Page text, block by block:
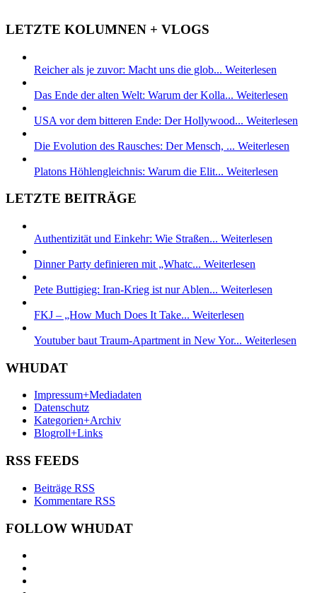
LETZTE KOLUMNEN + VLOGS
Reicher als je zuvor: Macht uns die glob... Weiterlesen
Das Ende der alten Welt: Warum der Kolla... Weiterlesen
USA vor dem bitteren Ende: Der Hollywood... Weiterlesen
Die Evolution des Rausches: Der Mensch, ... Weiterlesen
Platons Höhlengleichnis: Warum die Elit... Weiterlesen
LETZTE BEITRÄGE
Authentizität und Einkehr: Wie Straßen... Weiterlesen
Dinner Party definieren mit „Whatc... Weiterlesen
Pete Buttigieg: Iran-Krieg ist nur Ablen... Weiterlesen
FKJ – „How Much Does It Take... Weiterlesen
Youtuber baut Traum-Apartment in New Yor... Weiterlesen
WHUDAT
Impressum+Mediadaten
Datenschutz
Kategorien+Archiv
Blogroll+Links
RSS FEEDS
Beiträge RSS
Kommentare RSS
FOLLOW WHUDAT